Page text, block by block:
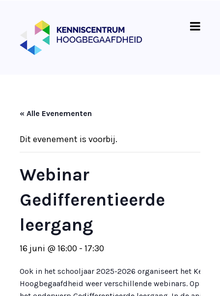
« Alle Evenementen
Dit evenement is voorbij.
Webinar
Gedifferentieerde
leergang
16 juni @ 16:00 - 17:30
Ook in het schooljaar 2025-2026 organiseert het
Hoogbegaafdheid weer verschillende webinars. Op 16